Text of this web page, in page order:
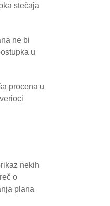
stečaja
ne bi
u
procena u
nekih
o
plana